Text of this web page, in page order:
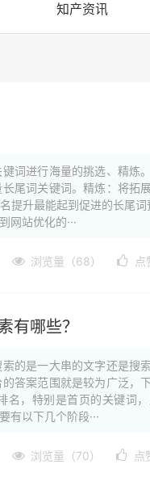
知产资讯
词进行海量的挑选、精炼
尾词关键词。精炼：将拓
提升最能起到促进的长尾
站优化的···
浏览量（68） 点
有哪些？
的是一大串的文字还是搜
答案范围就是较为广泛，
，特别是首页的关键词
以下几个阶段···
浏览量（70） 点